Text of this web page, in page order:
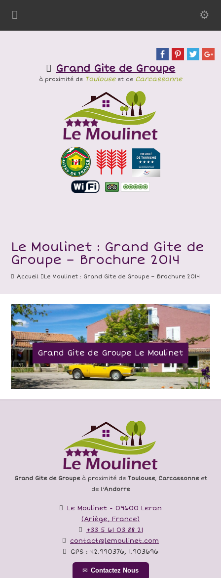
Grand Gite de Groupe
à proximité de Toulouseet de Carcassonne
Le Moulinet : Grand Gite de
Groupe – Brochure 2014
Accueil Le Moulinet : Grand Gite de Groupe – Brochure 2014
Grand Gite de Groupe Le Moulinet
Grand Gite de Groupeà proximité de Toulouse, Carcassonneet
de l'Andorre
Le Moulinet - 09600 Leran
(Ariège, France)
+33 5 61 03 88 21
contact@lemoulinet.com
GPS : 42.990376, 1.903696
Contactez Nous